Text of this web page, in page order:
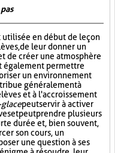
en début de leçon
de leur donner un
de créer une atmosphère
également permettre
un environnement
généralement à
et à l'accroissement
glacepeut servir à activer
et peut prendre plusieurs
durée et, bien souvent,
son cours, un
une question à ses